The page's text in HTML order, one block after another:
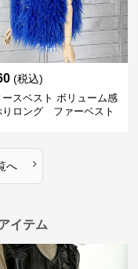
(税込)
ースベスト ボリューム感
りロング ファーベスト
へ ›
イテム